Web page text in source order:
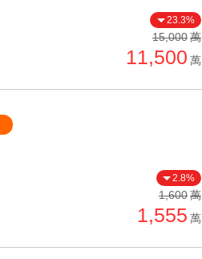
23.3%
15,000萬
11,500 萬
2.8%
1,600萬
1,555 萬